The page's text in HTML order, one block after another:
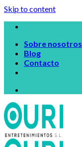
Skip to content
Sobre nosotros
Blog
Contacto